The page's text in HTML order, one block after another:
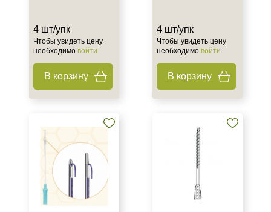
4 шт/упк
Чтобы увидеть цену
необходимо войти
В корзину
4 шт/упк
Чтобы увидеть цену
необходимо войти
В корзину